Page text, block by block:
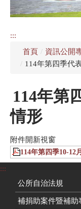
公所介紹
資訊公開專區
:::
首頁 / 資訊公開
/ 114年第四季代
114年第
情形
附件開新視窗
114年第四季10-12
:::
公所自治法規
補捐助案件暨補助